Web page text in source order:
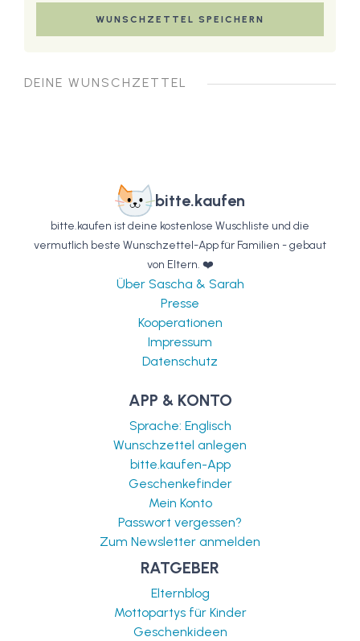
DEINE WUNSCHZETTEL
bitte.kaufen
bitte.kaufen ist deine kostenlose Wuschliste und die
vermutlich beste Wunschzettel-App für Familien - gebaut
von Eltern. ❤️
Über Sascha & Sarah
Presse
Kooperationen
Impressum
Datenschutz
APP & KONTO
Sprache: Englisch
Wunschzettel anlegen
bitte.kaufen-App
Geschenkefinder
Mein Konto
Passwort vergessen?
Zum Newsletter anmelden
RATGEBER
Elternblog
Mottopartys für Kinder
Geschenkideen